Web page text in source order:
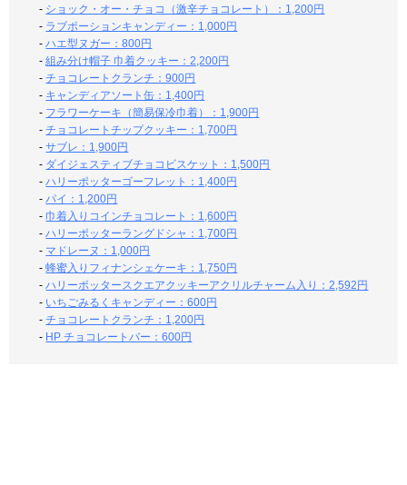
- ショック・オー・チョコ（激辛チョコレート）：1,200円
- ラブポーションキャンディー：1,000円
-ハエ型ヌガー：800円
-組み分け帽子 巾着クッキー：2,200円
-チョコレートクランチ：900円
- キャンディアソート缶：1,400円
- フラワーケーキ（簡易保冷巾着）：1,900円
-チョコレートチップクッキー：1,700円
-サブレ：1,900円
- ダイジェスティブチョコビスケット：1,500円
-ハリーポッターゴーフレット：1,400円
-パイ：1,200円
-巾着入りコインチョコレート：1,600円
-ハリーポッターラングドシャ：1,700円
- マドレーヌ：1,000円
-蜂蜜入りフィナンシェケーキ：1,750円
-ハリーポッタースクエアクッキーアクリルチャーム入り：2,592円
- いちごみるくキャンディー：600円
-チョコレートクランチ：1,200円
- HP チョコレートバー：600円